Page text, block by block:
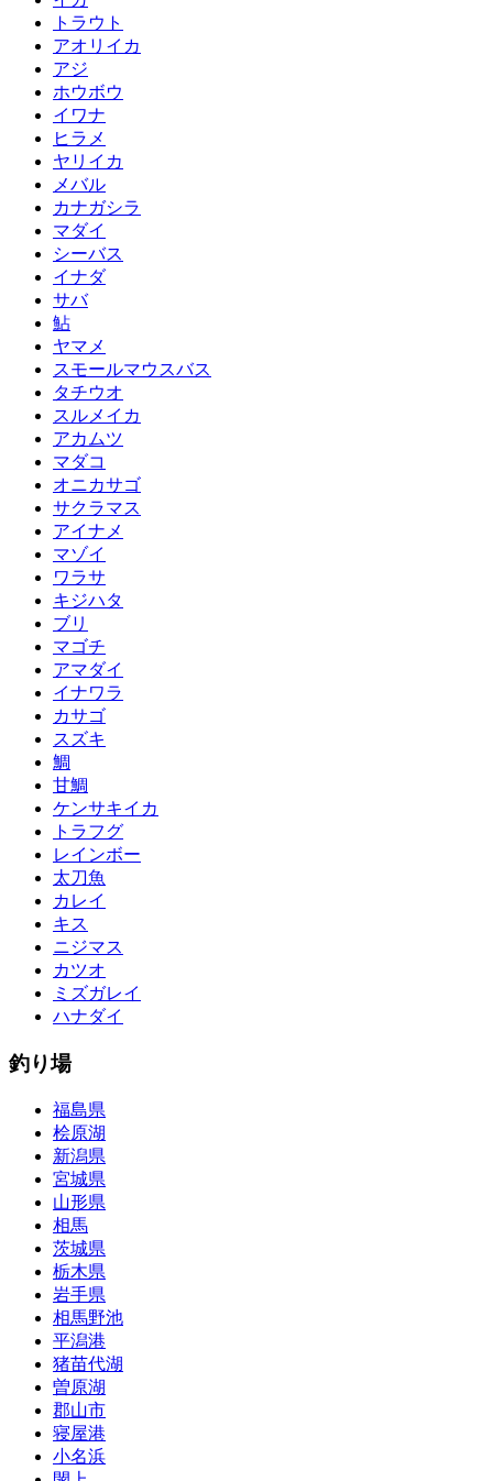
トラウト
アオリイカ
アジ
ホウボウ
イワナ
ヒラメ
ヤリイカ
メバル
カナガシラ
マダイ
シーバス
イナダ
サバ
鮎
ヤマメ
スモールマウスバス
タチウオ
スルメイカ
アカムツ
マダコ
オニカサゴ
サクラマス
アイナメ
マゾイ
ワラサ
キジハタ
ブリ
マゴチ
アマダイ
イナワラ
カサゴ
スズキ
鯛
甘鯛
ケンサキイカ
トラフグ
レインボー
太刀魚
カレイ
キス
ニジマス
カツオ
ミズガレイ
ハナダイ
釣り場
福島県
桧原湖
新潟県
宮城県
山形県
相馬
茨城県
栃木県
岩手県
相馬野池
平潟港
猪苗代湖
曽原湖
郡山市
寝屋港
小名浜